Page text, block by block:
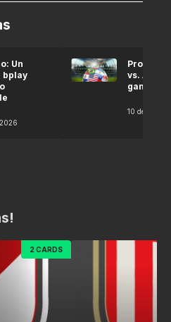
Un
bplay
vs.
gana
10 de abril
2 CARDS